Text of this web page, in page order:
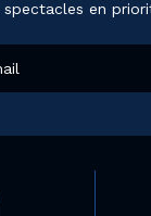
spectacles en